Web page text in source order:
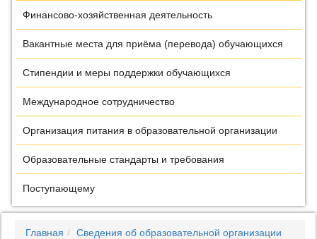
Финансово-хозяйственная деятельность
Вакантные места для приёма (перевода) обучающихся
Стипендии и меры поддержки обучающихся
Международное сотрудничество
Организация питания в образовательной организации
Образовательные стандарты и требования
Поступающему
Главная
Сведения об образовательной организации